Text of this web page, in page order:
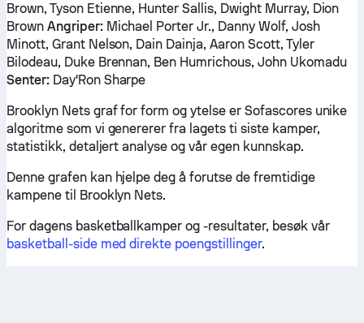
Brown, Tyson Etienne, Hunter Sallis, Dwight Murray, Dion
Brown Angriper:Michael Porter Jr., Danny Wolf, Josh
Minott, Grant Nelson, Dain Dainja, Aaron Scott, Tyler
Bilodeau, Duke Brennan, Ben Humrichous, John Ukomadu
Senter:Day'Ron Sharpe
Brooklyn Nets graf for form og ytelse er Sofascores unike
algoritme som vi genererer fra lagets ti siste kamper,
statistikk, detaljert analyse og vår egen kunnskap.
Denne grafen kan hjelpe deg å forutse de fremtidige
kampene til Brooklyn Nets.
For dagens basketballkamper og -resultater, besøk vår
basketball-side med direkte poengstillinger.